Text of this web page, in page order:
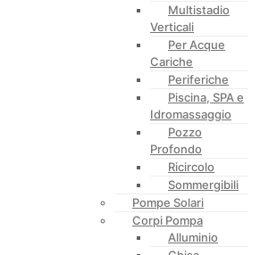
Multistadio
Verticali
Per Acque
Cariche
Periferiche
Piscina, SPA e
Idromassaggio
Pozzo
Profondo
Ricircolo
Sommergibili
Pompe Solari
Corpi Pompa
Alluminio